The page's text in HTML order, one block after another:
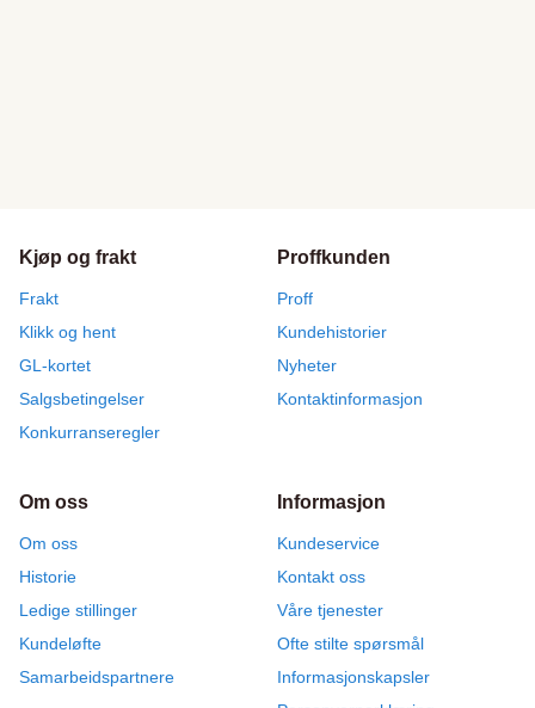
Kjøp og frakt
Frakt
Klikk og hent
GL-kortet
Salgsbetingelser
Konkurranseregler
Proffkunden
Proff
Kundehistorier
Nyheter
Kontaktinformasjon
Om oss
Om oss
Historie
Ledige stillinger
Kundeløfte
Samarbeidspartnere
Informasjon
Kundeservice
Kontakt oss
Våre tjenester
Ofte stilte spørsmål
Informasjonskapsler